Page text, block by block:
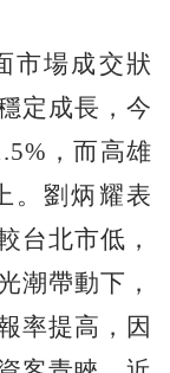
市場成交狀
定成長，今
，而高雄
。劉炳耀表
台北市低，
潮帶動下，
率提高，因